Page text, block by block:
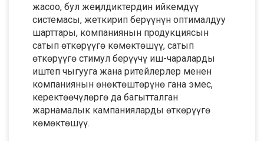
жасоо, бул жеңилдиктердин ийкемдүү
системасы, жеткирип берүүнүн оптималдуу
шарттары, компаниянын продукциясын
сатып өткөрүүгө көмөктөшүү, сатып
өткөрүүгө стимул берүүчү иш-чараларды
иштеп чыгууга жана ритейлерлер менен
компаниянын өнөктөштөрүнө гана эмес,
керектөөчүлөргө да багытталган
жарнамалык кампанияларды өткөрүүгө
көмөктөшүү.